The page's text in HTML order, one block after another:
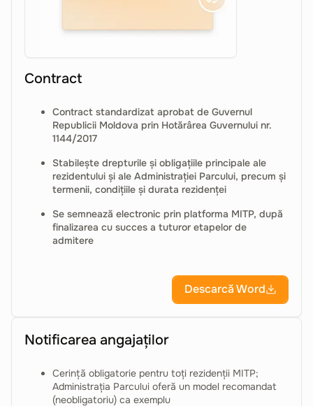
Contract
Contract standardizat aprobat de Guvernul
Republicii Moldova prin Hotărârea Guvernului nr.
1144/2017
Stabilește drepturile și obligațiile principale ale
rezidentului și ale Administrației Parcului, precum și
termenii, condițiile și durata rezidenței
Se semnează electronic prin platforma MITP, după
finalizarea cu succes a tuturor etapelor de
admitere
Descarcă Word
Notificarea angajaților
Cerință obligatorie pentru toți rezidenții MITP;
Administrația Parcului oferă un model recomandat
(neobligatoriu) ca exemplu